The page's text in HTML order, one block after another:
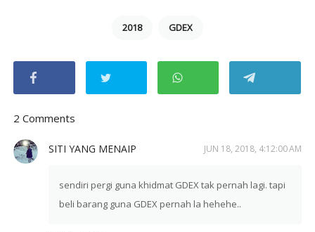
2018 GDEX
2 Comments
SITI YANG MENAIP JUN 18, 2018, 4:12:00 AM
sendiri pergi guna khidmat GDEX tak pernah lagi. tapi
beli barang guna GDEX pernah la hehehe..